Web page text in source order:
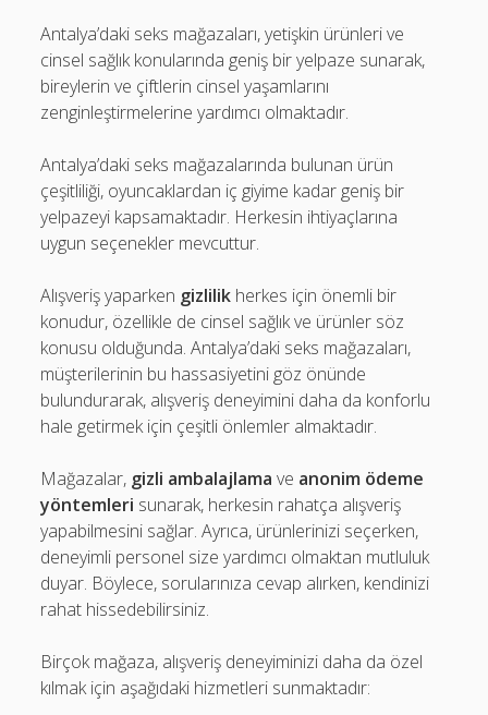
Antalya’daki seks mağazaları, yetişkin ürünleri ve
cinsel sağlık konularında geniş bir yelpaze sunarak,
bireylerin ve çiftlerin cinsel yaşamlarını
zenginleştirmelerine yardımcı olmaktadır.
Antalya’daki seks mağazalarında bulunan ürün
çeşitliliği, oyuncaklardan iç giyime kadar geniş bir
yelpazeyi kapsamaktadır. Herkesin ihtiyaçlarına
uygun seçenekler mevcuttur.
Alışveriş yaparken gizlilik herkes için önemli bir
konudur, özellikle de cinsel sağlık ve ürünler söz
konusu olduğunda. Antalya’daki seks mağazaları,
müşterilerinin bu hassasiyetini göz önünde
bulundurarak, alışveriş deneyimini daha da konforlu
hale getirmek için çeşitli önlemler almaktadır.
Mağazalar, gizli ambalajlama ve anonim ödeme
yöntemleri sunarak, herkesin rahatça alışveriş
yapabilmesini sağlar. Ayrıca, ürünlerinizi seçerken,
deneyimli personel size yardımcı olmaktan mutluluk
duyar. Böylece, sorularınıza cevap alırken, kendinizi
rahat hissedebilirsiniz.
Birçok mağaza, alışveriş deneyiminizi daha da özel
kılmak için aşağıdaki hizmetleri sunmaktadır: